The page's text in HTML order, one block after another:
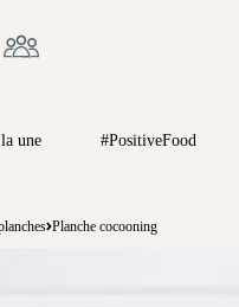
une #PositiveFood
Planche cocooning